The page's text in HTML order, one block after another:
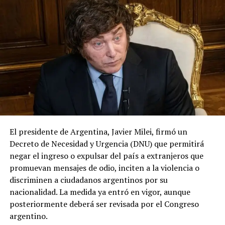
Campus Irapuato-Salamanca, nueve del Campus León,
16 del Colegio del Nivel Medio Superior y 11 de la
Rectoría General. Como parte de la ceremonia también
se impartió la conferencia “Jubilación, un cambio de
vida, no un final”, reforzando el mensaje de que el retiro
laboral representa una oportunidad para emprender
nuevos proyectos, mientras el legado de quienes
dedicaron décadas a la educación universitaria
permanece en las generaciones presentes y futuras.
El presidente de Argentina, Javier Milei, firmó un
Decreto de Necesidad y Urgencia (DNU) que permitirá
negar el ingreso o expulsar del país a extranjeros que
promuevan mensajes de odio, inciten a la violencia o
discriminen a ciudadanos argentinos por su
nacionalidad. La medida ya entró en vigor, aunque
posteriormente deberá ser revisada por el Congreso
argentino.